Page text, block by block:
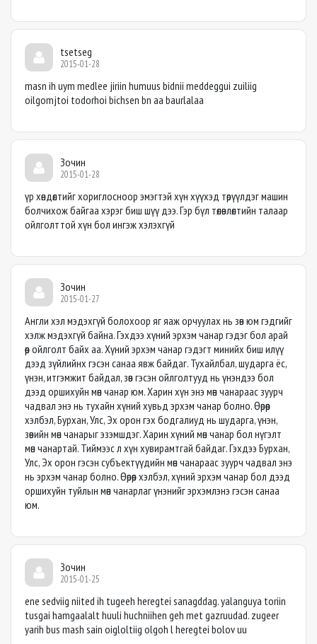
tsetseg
2015-01-28
masn ih uym medlee jiriin humuus bidnii meddeggui zuiliig
oilgomjtoi todorhoi bichsen bn aa baurlalaa
Зочин
2015-01-28
үр хөндөлтийг хориглосноор эмэгтэй хүн хүүхэд төрүүлдэг машин
болчихож байгаа хэрэг биш шүү дээ. Гэр бүл төлөвлөлтийн талаар
ойлголттой хүн бол ингэж хэлэхгүй
Зочин
2015-01-27
Англи хэл мэдэхгүй болохоор яг яаж орчуулах нь зөв юм гэдгийг
хэлж мэдэхгүй байна. Гэхдээ хүний эрхэм чанар гэдэг бол арай
өөр ойлголт байх аа. Хүний эрхэм чанар гэдэгт минийх биш илүү
дээд зүйлийнх гэсэн санаа явж байдаг. Тухайлбал, шударга ёс,
үнэн, итгэмжит байдал, зөв гэсэн ойлголтууд нь үнэндээ бол
дээд оршихуйн мөн чанар юм. Харин хүн энэ мөн чанараас зуурч
чадвал энэ нь тухайн хүний хувьд эрхэм чанар болно. Өөрөөр
хэлбэл, Бурхан, Улс, Эх орон гэх бодгалиуд нь шударга, үнэн,
зөвийн мөн чанарыг эзэмшдэг. Харин хүний мөн чанар бол нүгэлт
мөн чанартай. Тиймээс л хүн хувирамтгай байдаг. Гэхдээ Бурхан,
Улс, Эх орон гэсэн субъектүүдийн мөн чанараас зуурч чадвал энэ
нь эрхэм чанар болно. Өөрөөр хэлбэл, хүний эрхэм чанар бол дээд
оршихуйн туйлын мөн чанарлаг үнэнийг эрхэмлэнэ гэсэн санаа
юм.
Зочин
2015-01-25
ene sedviig niited ih tugeeh heregtei sanagddag. yalanguya toriin
tusgai hamgaalalt huuli huchniihen geh met gazruudad. zugeer
yarih bus mash sain oigloltiig olgoh l heregtei bolov uu